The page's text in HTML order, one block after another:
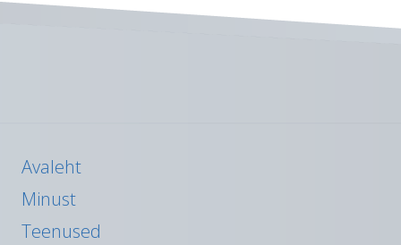
Avaleht
Minust
Teenused